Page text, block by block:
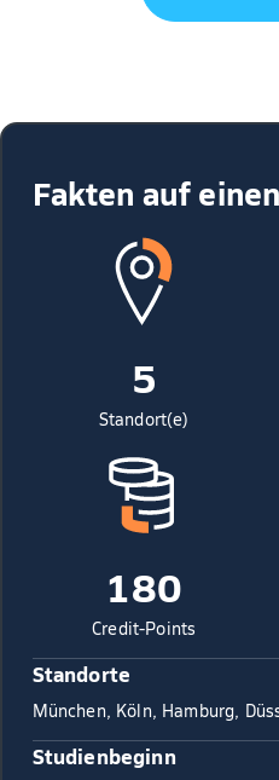
Fakten auf
5
Standort(e)
180
Credit-Points
Standorte
München, Köln, Hamburg,
Studienbeginn